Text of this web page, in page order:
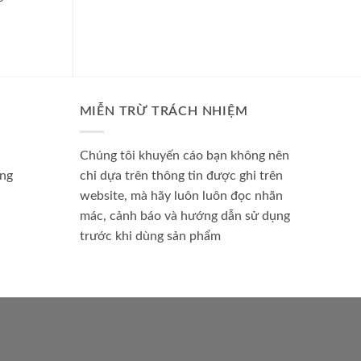
MIỄN TRỪ TRÁCH NHIỆM
Chúng tôi khuyến cáo bạn không nên
chỉ dựa trên thông tin được ghi trên
website, mà hãy luôn luôn đọc nhãn
mác, cảnh báo và hướng dẫn sử dụng
trước khi dùng sản phẩm